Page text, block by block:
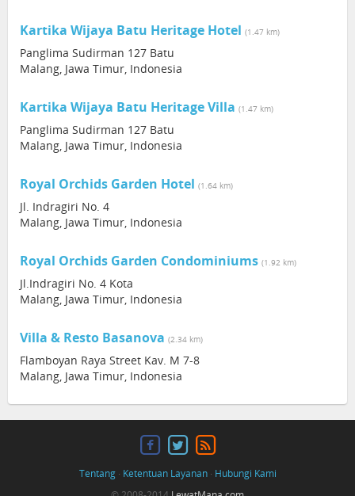
Kartika Wijaya Batu Heritage Hotel (1.47 km)
Panglima Sudirman 127 Batu
Malang, Jawa Timur, Indonesia
Kartika Wijaya Batu Heritage Villa (1.47 km)
Panglima Sudirman 127 Batu
Malang, Jawa Timur, Indonesia
Royal Orchids Garden Hotel (1.64 km)
Jl. Indragiri No. 4
Malang, Jawa Timur, Indonesia
Royal Orchids Garden Condominiums (1.92 km)
Jl.Indragiri No. 4 Kota
Malang, Jawa Timur, Indonesia
Villa & Resto Basanova (2.34 km)
Flamboyan Raya Street Kav. M 7-8
Malang, Jawa Timur, Indonesia
Tentang· Ketentuan Layanan· Hubungi Kami